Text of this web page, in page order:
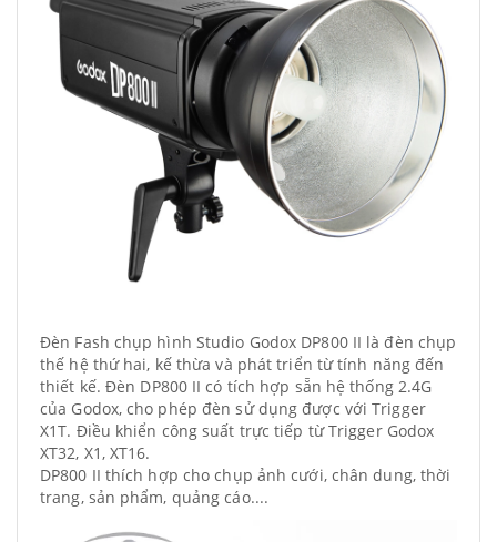
Đèn Fash chụp hình Studio Godox DP800 II là đèn chụp
thế hệ thứ hai, kế thừa và phát triển từ tính năng đến
thiết kế. Đèn DP800 II có tích hợp sẵn hệ thống 2.4G
của Godox, cho phép đèn sử dụng được với Trigger
X1T. Điều khiển công suất trực tiếp từ Trigger Godox
XT32, X1, XT16.
DP800 II thích hợp cho chụp ảnh cưới, chân dung, thời
trang, sản phẩm, quảng cáo....